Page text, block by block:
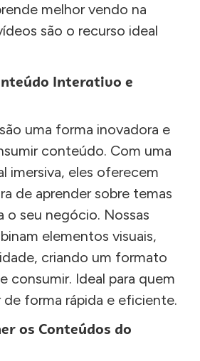
melhor vendo na
são o recurso ideal
Interativo e
são uma forma inovadora e
conteúdo. Com uma
imersiva, eles oferecem
de aprender sobre temas
o seu negócio. Nossas
elementos visuais,
criando um formato
consumir. Ideal para quem
de forma rápida e eficiente.
os Conteúdos do